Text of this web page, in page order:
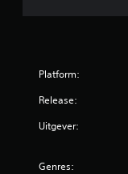
Platform:
Release:
Uitgever:
Genres: